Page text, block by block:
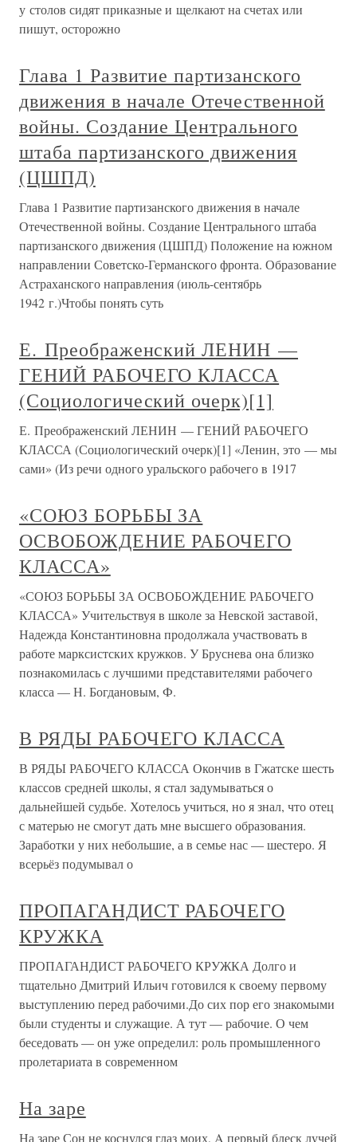
у столов сидят приказные и щелкают на счетах или
пишут, осторожно
Глава 1 Развитие партизанского
движения в начале Отечественной
войны. Создание Центрального
штаба партизанского движения
(ЦШПД)
Глава 1 Развитие партизанского движения в начале
Отечественной войны. Создание Центрального штаба
партизанского движения (ЦШПД) Положение на южном
направлении Советско-Германского фронта. Образование
Астраханского направления (июль-сентябрь
1942 г.)Чтобы понять суть
Е. Преображенский ЛЕНИН —
ГЕНИЙ РАБОЧЕГО КЛАССА
(Социологический очерк)[1]
Е. Преображенский ЛЕНИН — ГЕНИЙ РАБОЧЕГО
КЛАССА (Социологический очерк)[1] «Ленин, это — мы
сами» (Из речи одного уральского рабочего в 1917
«СОЮЗ БОРЬБЫ ЗА
ОСВОБОЖДЕНИЕ РАБОЧЕГО
КЛАССА»
«СОЮЗ БОРЬБЫ ЗА ОСВОБОЖДЕНИЕ РАБОЧЕГО
КЛАССА» Учительствуя в школе за Невской заставой,
Надежда Константиновна продолжала участвовать в
работе марксистских кружков. У Бруснева она близко
познакомилась с лучшими представителями рабочего
класса — Н. Богдановым, Ф.
В РЯДЫ РАБОЧЕГО КЛАССА
В РЯДЫ РАБОЧЕГО КЛАССА Окончив в Гжатске шесть
классов средней школы, я стал задумываться о
дальнейшей судьбе. Хотелось учиться, но я знал, что отец
с матерью не смогут дать мне высшего образования.
Заработки у них небольшие, а в семье нас — шестеро. Я
всерьёз подумывал о
ПРОПАГАНДИСТ РАБОЧЕГО
КРУЖКА
ПРОПАГАНДИСТ РАБОЧЕГО КРУЖКА Долго и
тщательно Дмитрий Ильич готовился к своему первому
выступлению перед рабочими.До сих пор его знакомыми
были студенты и служащие. А тут — рабочие. О чем
беседовать — он уже определил: роль промышленного
пролетариата в современном
На заре
На заре Сон не коснулся глаз моих, A первый блеск лучей